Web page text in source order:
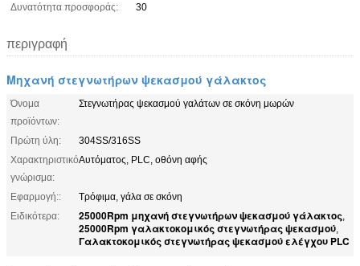
Δυνατότητα προσφοράς:
30
περιγραφή
Μηχανή στεγνωτήρων ψεκασμού γάλακτος
Όνομα
προϊόντων:
Στεγνωτήρας ψεκασμού γαλάτων σε σκόνη μωρών
Πρώτη ύλη:
304SS/316SS
Χαρακτηριστικό
γνώρισμα:
Αυτόματος, PLC, οθόνη αφής
Εφαρμογή::
Τρόφιμα, γάλα σε σκόνη
Ειδικότερα:
25000Rpm μηχανή στεγνωτήρων ψεκασμού γάλακτος,
25000Rpm γαλακτοκομικός στεγνωτήρας ψεκασμού,
Γαλακτοκομικός στεγνωτήρας ψεκασμού ελέγχου PLC